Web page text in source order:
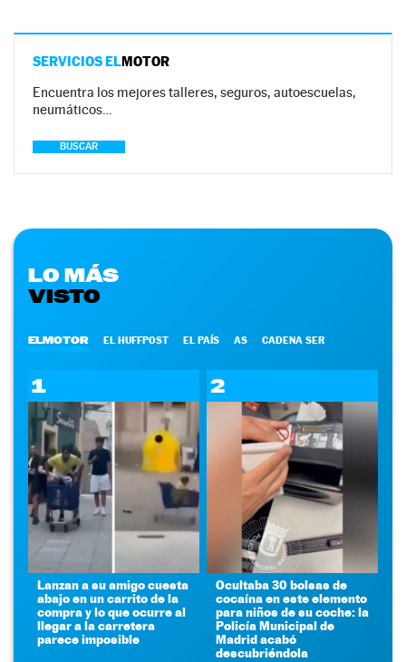
SERVICIOS ELMOTOR
Encuentra los mejores talleres, seguros, autoescuelas,
neumáticos…
BUSCAR
LO MÁS
VISTO
ELMOTOR EL HUFFPOST EL PAÍS AS CADENA SER
1
Lanzan a su amigo cuesta
abajo en un carrito de la
compra y lo que ocurre al
llegar a la carretera
parece imposible
2
Ocultaba 30 bolsas de
cocaína en este elemento
para niños de su coche: la
Policía Municipal de
Madrid acabó
descubriéndola